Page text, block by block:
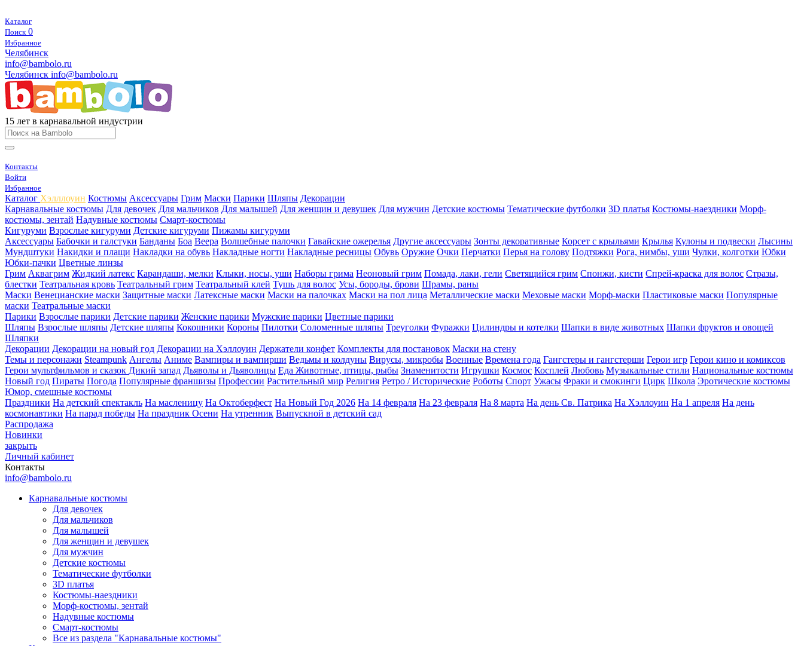
Каталог
Поиск 0
Избранное
Челябинск
info@bambolo.ru
Челябинск info@bambolo.ru
15 лет в карнавальной индустрии
Контакты
Войти
Избранное
Каталог Хэлллоуин Костюмы Аксессуары Грим Маски Парики Шляпы Декорации
Карнавальные костюмы Для девочек Для мальчиков Для малышей Для женщин и девушек Для мужчин Детские костюмы Тематические футболки 3D платья Костюмы-наездники Морф-
костюмы, зентай Надувные костюмы Смарт-костюмы
Кигуруми Взрослые кигуруми Детские кигуруми Пижамы кигуруми
Аксессуары Бабочки и галстуки Банданы Боа Веера Волшебные палочки Гавайские ожерелья Другие аксессуары Зонты декоративные Корсет с крыльями Крылья Кулоны и подвески Лысины
Мундштуки Накидки и плащи Накладки на обувь Накладные ногти Накладные ресницы Обувь Оружие Очки Перчатки Перья на голову Подтяжки Рога, нимбы, уши Чулки, колготки Юбки
Юбки-пачки Цветные линзы
Грим Аквагрим Жидкий латекс Карандаши, мелки Клыки, носы, уши Наборы грима Неоновый грим Помада, лаки, гели Светящийся грим Спонжи, кисти Спрей-краска для волос Стразы,
блестки Театральная кровь Театральный грим Театральный клей Тушь для волос Усы, бороды, брови Шрамы, раны
Маски Венецианские маски Защитные маски Латексные маски Маски на палочках Маски на пол лица Металлические маски Меховые маски Морф-маски Пластиковые маски Популярные
маски Театральные маски
Парики Взрослые парики Детские парики Женские парики Мужские парики Цветные парики
Шляпы Взрослые шляпы Детские шляпы Кокошники Короны Пилотки Соломенные шляпы Треуголки Фуражки Цилиндры и котелки Шапки в виде животных Шапки фруктов и овощей
Шляпки
Декорации Декорации на новый год Декорации на Хэллоуин Держатели конфет Комплекты для постановок Маски на стену
Темы и персонажи Steampunk Ангелы Аниме Вампиры и вампирши Ведьмы и колдуны Вирусы, микробы Военные Времена года Гангстеры и гангстерши Герои игр Герои кино и комиксов
Герои мультфильмов и сказок Дикий запад Дьяволы и Дьяволицы Еда Животные, птицы, рыбы Знаменитости Игрушки Космос Косплей Любовь Музыкальные стили Национальные костюмы
Новый год Пираты Погода Популярные франшизы Профессии Растительный мир Религия Ретро / Исторические Роботы Спорт Ужасы Фраки и смокинги Цирк Школа Эротические костюмы
Юмор, смешные костюмы
Праздники На детский спектакль На масленицу На Октоберфест На Новый Год 2026 На 14 февраля На 23 февраля На 8 марта На день Св. Патрика На Хэллоуин На 1 апреля На день
космонавтики На парад победы На праздник Осени На утренник Выпускной в детский сад
Распродажа
Новинки
закрыть
Личный кабинет
Контакты
info@bambolo.ru
Карнавальные костюмы
Для девочек
Для мальчиков
Для малышей
Для женщин и девушек
Для мужчин
Детские костюмы
Тематические футболки
3D платья
Костюмы-наездники
Морф-костюмы, зентай
Надувные костюмы
Смарт-костюмы
Все из раздела "Карнавальные костюмы"